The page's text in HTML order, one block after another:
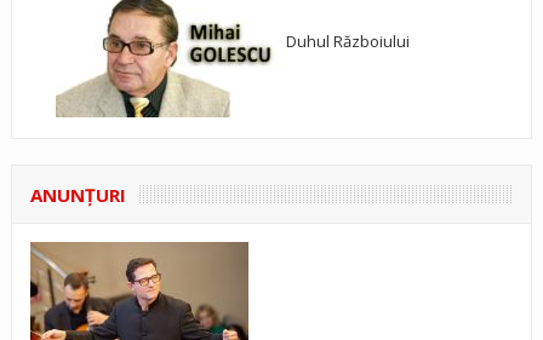
Duhul Războiului
ANUNŢURI